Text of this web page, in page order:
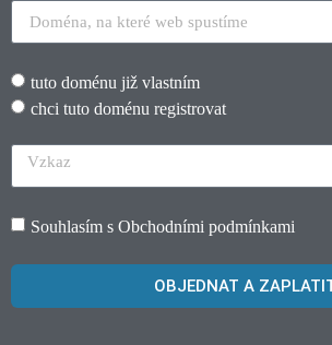
tuto doménu již vlastním
chci tuto doménu registrovat
Souhlasím s Obchodními podmínkami
OBJEDNAT A